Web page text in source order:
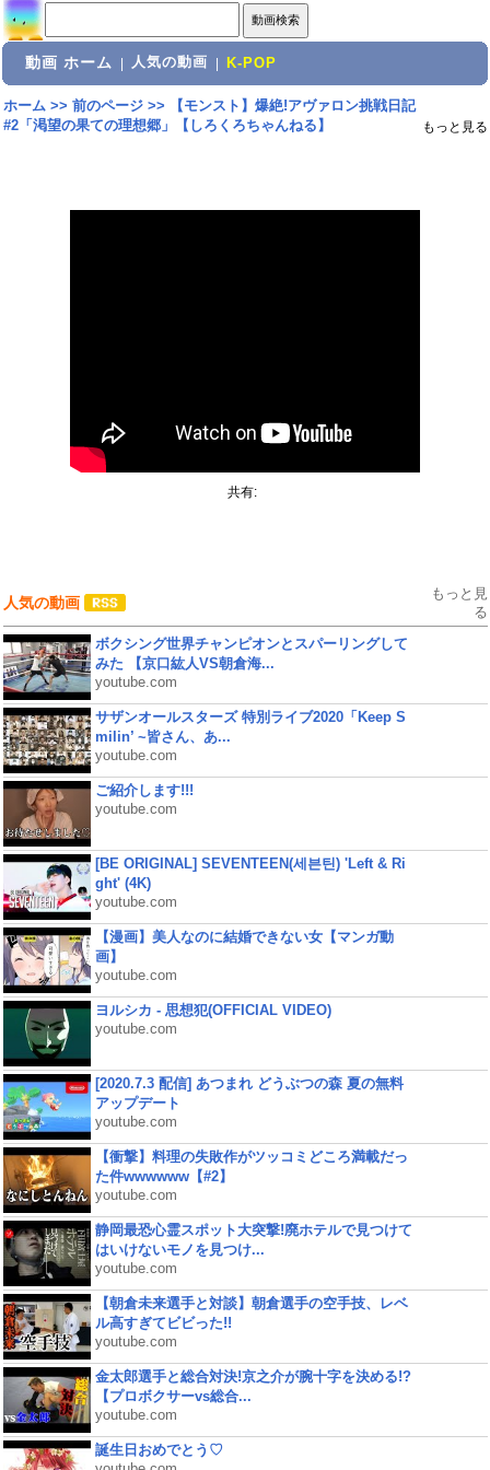
動画 ホーム 人気の動画 K-POP
ホーム>> 前のページ>>
【モンスト】爆絶!アヴァロン挑戦日記
#2「渇望の果ての理想郷」【しろくろちゃんねる】
もっと見る
共有:
人気の動画
もっと見
る
ボクシング世界チャンピオンとスパーリングして
みた 【京口紘人VS朝倉海...
youtube.com
サザンオールスターズ 特別ライブ2020「Keep S
milin’ ~皆さん、あ...
youtube.com
ご紹介します!!!
youtube.com
[BE ORIGINAL] SEVENTEEN(세븐틴) 'Left & Ri
ght' (4K)
youtube.com
【漫画】美人なのに結婚できない女【マンガ動
画】
youtube.com
ヨルシカ - 思想犯(OFFICIAL VIDEO)
youtube.com
[2020.7.3 配信] あつまれ どうぶつの森 夏の無料
アップデート
youtube.com
【衝撃】料理の失敗作がツッコミどころ満載だっ
た件wwwwww【#2】
youtube.com
静岡最恐心霊スポット大突撃!廃ホテルで見つけて
はいけないモノを見つけ...
youtube.com
【朝倉未来選手と対談】朝倉選手の空手技、レベ
ル高すぎてビビった!!
youtube.com
金太郎選手と総合対決!京之介が腕十字を決める!?
【プロボクサーvs総合...
youtube.com
誕生日おめでとう♡